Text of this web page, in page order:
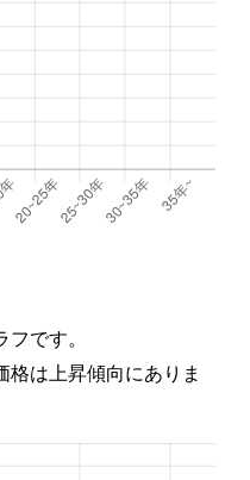
です。
は上昇傾向にありま